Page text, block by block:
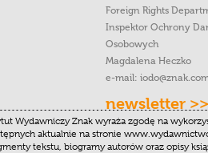
Foreign Rights
Inspektor Ochrony
Osobowych
Magdalena Heczko
e-mail:
newsletter >>
Wydawniczy Znak wyraża zgodę na
aktualnie na stronie
tekstu, biogramy autorów oraz opisy